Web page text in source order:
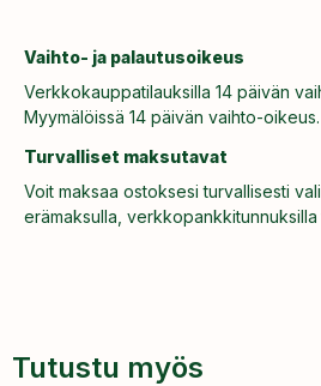
Vaihto- ja palautusoikeus
Verkkokauppatilauksilla 14 päivän
Myymälöissä 14 päivän vaihto-oikeus.
Turvalliset maksutavat
Voit maksaa ostoksesi turvallisesti
erämaksulla,
Tutustu myös